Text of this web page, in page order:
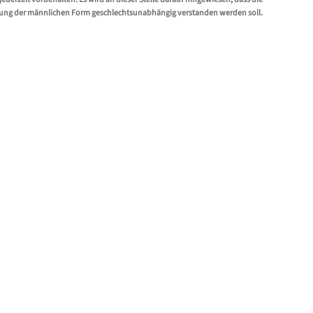
(anonym) in den Statistiken genutzt und
der männlichen Form geschlechtsunabhängig verstanden werden soll.